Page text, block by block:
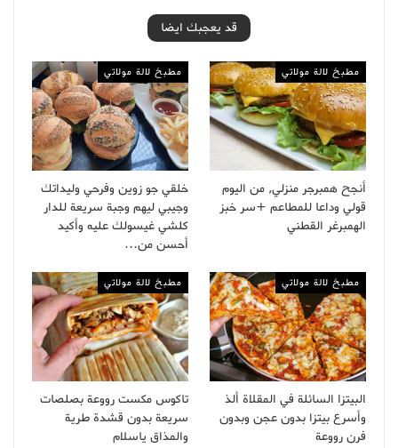
قد يعجبك ايضا
مطبخ لالة مولاتي
أنجح همبرجر منزلي, من اليوم
قولي وداعا للمطاعم +سر خبز
الهمبرغر القطني
مطبخ لالة مولاتي
خلقي جو زوين وفرحي وليداتك
وجيبي ليهم وجبة سريعة للدار
كلشي غيسولك عليه وأكيد
أحسن من…
مطبخ لالة مولاتي
البيتزا السائلة في المقلاة ألذ
وأسرع بيتزا بدون عجن وبدون
فرن رووعة
مطبخ لالة مولاتي
تاكوس مكست رووعة بصلصات
سريعة بدون قشدة طرية
والمذاق ياسلام